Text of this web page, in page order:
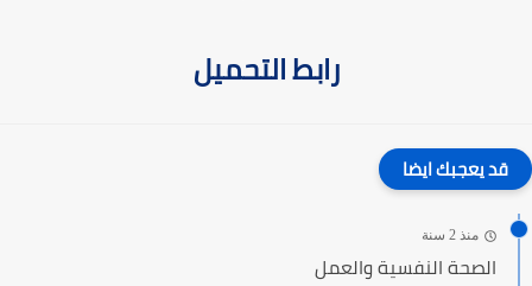
رابط التحميل
قد يعجبك ايضا
منذ 2 سنة
الصحة النفسية والعمل